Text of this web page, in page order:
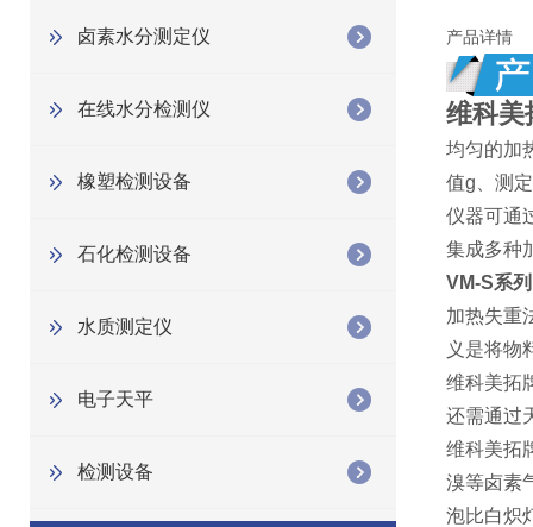
卤素水分测定仪
在线水分检测仪
橡塑检测设备
石化检测设备
水质测定仪
电子天平
检测设备
产品详情
维科美
均匀的加
值g、测
仪器可通
集成多种
VM-S系
加热失重
义是将物
维科美拓
还需通过
维科美拓
溴等卤素
泡比白炽